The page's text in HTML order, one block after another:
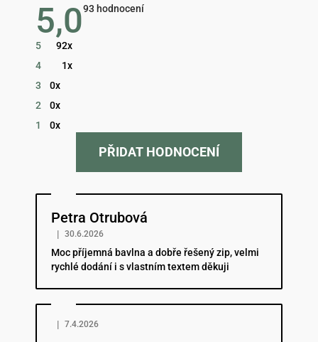
5,0Průměrné
93 hodnocení
5
92x
4
1x
3
0x
2
0x
1
0x
PŘIDAT HODNOCENÍ
Petra Otrubová
Hodnocení obchodu je 5 z 5 hvězdiček.
| 30.6.2026
Moc příjemná bavlna a dobře řešený zip, velmi
rychlé dodání i s vlastním textem děkuji
Hodnocení obchodu je 5 z 5 hvězdiček.
| 7.4.2026